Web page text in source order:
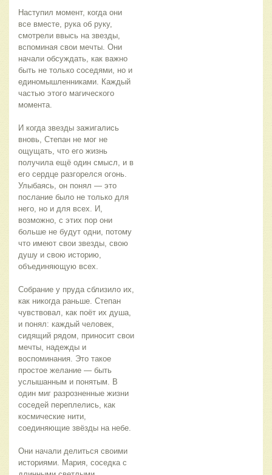
Наступил момент, когда они
все вместе, рука об руку,
смотрели ввысь на звезды,
вспоминая свои мечты. Они
начали обсуждать, как важно
быть не только соседями, но и
единомышленниками. Каждый
частью этого магического
момента.
И когда звезды зажигались
вновь, Степан не мог не
ощущать, что его жизнь
получила ещё один смысл, и в
его сердце разгорелся огонь.
Улыбаясь, он понял — это
послание было не только для
него, но и для всех. И,
возможно, с этих пор они
больше не будут одни, потому
что имеют свои звезды, свою
душу и свою историю,
объединяющую всех.
Собрание у пруда сблизило их,
как никогда раньше. Степан
чувствовал, как поёт их душа,
и понял: каждый человек,
сидящий рядом, приносит свои
мечты, надежды и
воспоминания. Это такое
простое желание — быть
услышанным и понятым. В
один миг разрозненные жизни
соседей переплелись, как
космические нити,
соединяющие звёзды на небе.
Они начали делиться своими
историями. Мария, соседка с